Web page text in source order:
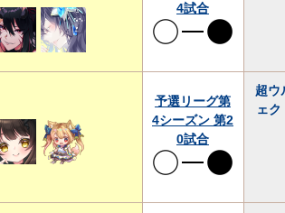
4試合
予選リーグ第
4シーズン 第2
0試合
超ウ
ェ